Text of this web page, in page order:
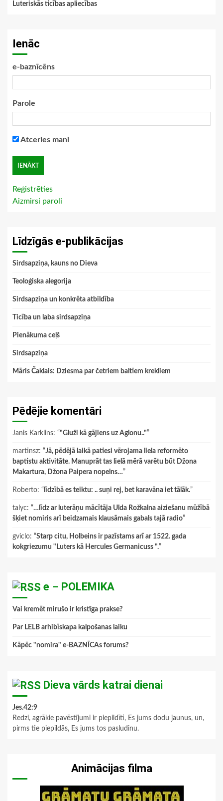
Luteriskās ticības apliecības
Ienāc
e-baznīcēns
Parole
Atceries mani
Reģistrēties
Aizmirsi paroli
Līdzīgās e-publikācijas
Sirdsapziņa, kauns no Dieva
Teoloģiska alegorija
Sirdsapziņa un konkrēta atbildība
Ticība un laba sirdsapziņa
Pienākuma ceļš
Sirdsapziņa
Māris Čaklais: Dziesma par četriem baltiem krekliem
Pēdējie komentāri
Janis Karklins: “"Gluži kā gājiens uz Aglonu.."”
martinsz: “Jā, pēdējā laikā patiesi vērojama liela reformēto
baptistu aktivitāte. Manuprāt tas lielā mērā varētu būt Džona
Makartura, Džona Paipera nopelns…”
Roberto: “ līdzībā es teiktu: .. suņi rej, bet karavāna iet tālāk.”
talyc: “…līdz ar luterāņu mācītāja Ulda Rožkalna aiziešanu mūžībā
šķiet nomiris arī beidzamais klausāmais gabals tajā radio”
gviclo: “Starp citu, Holbeins ir pazīstams arī ar 1522. gada
kokgriezumu "Luters kā Hercules Germanicuss ".”
e – POLEMIKA
Vai kremēt mirušo ir kristīga prakse?
Par LELB arhibīskapa kalpošanas laiku
Kāpēc "nomira" e-BAZNĪCAs forums?
Dieva vārds katrai dienai
Jes.42:9
Redzi, agrākie pavēstījumi ir piepildīti, Es jums dodu jaunus, un,
pirms tie piepildās, Es jums tos pasludinu.
Animācijas filma